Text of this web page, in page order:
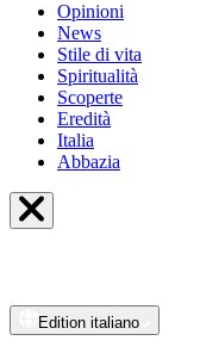
Opinioni
News
Stile di vita
Spiritualità
Scoperte
Eredità
Italia
Abbazia
Edition italiano